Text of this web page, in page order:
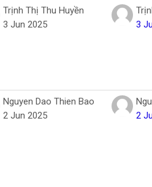
Trịnh Thị Thu Huyền
3 Jun 2025
3
Nguyen Dao Thien Bao
2 Jun 2025
2